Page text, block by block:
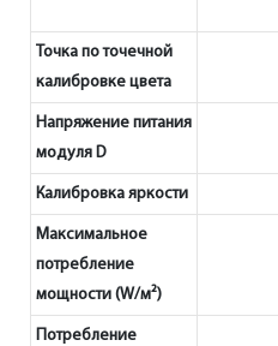
Точка по точечной
калибровке цвета
Напряжение питания
модуля D
Калибровка яркости
Максимальное
потребление
мощности (W/м²)
Потребление